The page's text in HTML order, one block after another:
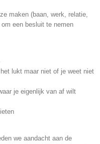
maken (baan, werk, relatie,
een besluit te nemen
lukt maar niet of je weet niet
je eigenlijk van af wilt
we aandacht aan de